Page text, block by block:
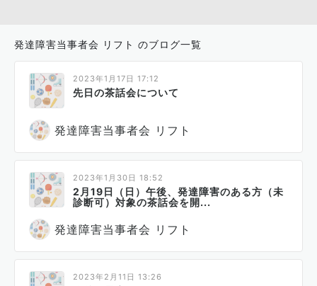
発達障害当事者会 リフト のブログ一覧
2023年1月17日 17:12
先日の茶話会について
発達障害当事者会 リフト
2023年1月30日 18:52
2月19日（日）午後、発達障害のある方（未
診断可）対象の茶話会を開...
発達障害当事者会 リフト
2023年2月11日 13:26